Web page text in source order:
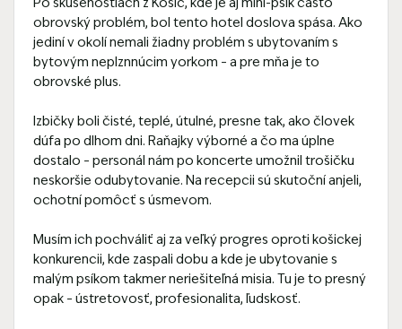
obrovský problém, bol tento hotel doslova spása. Ako
jediní v okolí nemali žiadny problém s ubytovaním s
bytovým neplznnúcim yorkom – a pre mňa je to
obrovské plus.
Izbičky boli čisté, teplé, útulné, presne tak, ako človek
dúfa po dlhom dni. Raňajky výborné a čo ma úplne
dostalo – personál nám po koncerte umožnil trošičku
neskoršie odubytovanie. Na recepcii sú skutoční anjeli,
ochotní pomôcť s úsmevom.
Musím ich pochváliť aj za veľký progres oproti košickej
konkurencii, kde zaspali dobu a kde je ubytovanie s
malým psíkom takmer neriešiteľná misia. Tu je to presný
opak – ústretovosť, profesionalita, ľudskosť.